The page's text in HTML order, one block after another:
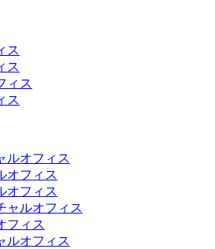
ス
ス
ィス
ス
ルオフィス
オフィス
オフィス
ャルオフィス
フィス
ルオフィス